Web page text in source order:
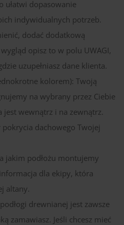
ułatwi dopasowanie
indywidualnych potrzeb.
dodać dodatkową
opisz to w polu UWAGI,
uzupełniasz dane klienta.
kolorem): Twoją
na wybrany przez Ciebie
wewnątrz i na zewnątrz.
dachowego Twojej
jakim podłożu montujemy
dla ekipy, która
altany.
drewnianej jest zawsze
zamawiasz. Jeśli chcesz mieć